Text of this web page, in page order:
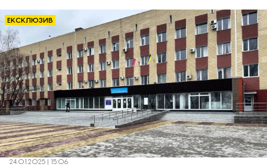
«первинки» бюджету Запоріжжя вдасться
зекономити 15,6 млн грн на рік. Про це стало відомо
під час засідання 27-ї сесії Запорізької міськради,
передає «Відбудова. Запоріжжя».
ЕКСКЛЮЗИВ
24.01.2025 | 15:06